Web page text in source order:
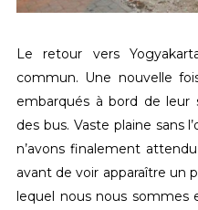
Le retour vers
commun. Une nouvelle
embarqués à bord de leur
des bus. Vaste plaine sans
n’avons finalement
avant de voir apparaître un
lequel nous nous sommes